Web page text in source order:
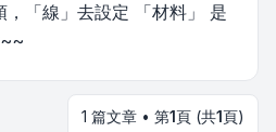
，「線」去設定 「材料」 是
1 篇文章 • 第1頁 (共1頁)